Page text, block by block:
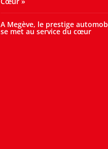
A Megève, le prestige
se met au service du cœur